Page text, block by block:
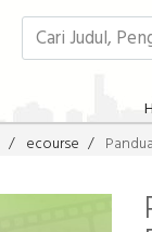
ecourse